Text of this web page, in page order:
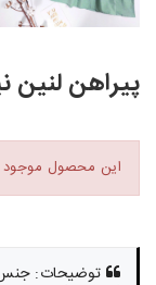
پیراهن لنین
این محصول
توضیحات: جنس